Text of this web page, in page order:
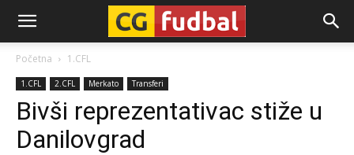
CG-
Fudbal
Početna 1.CFL
1.CFL 2.CFL Merkato Transferi
Bivši reprezentativac stiže u
Danilovgrad